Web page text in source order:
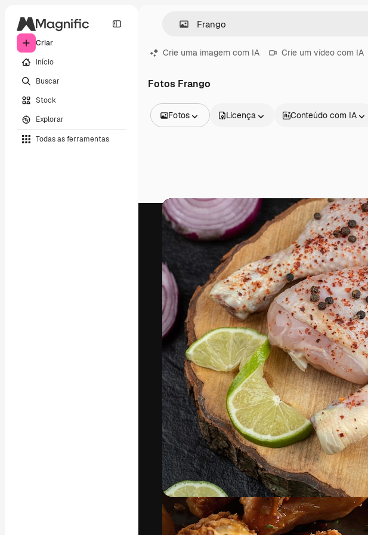
Criar
Início
Buscar
Stock
Explorar
Todas as ferramentas
Crie uma imagem com IA Crie um vídeo com IA
Fotos Frango
Fotos
Vídeos
Clipes de vídeo
Animações
Modelos de vídeos
Fontes
Licença Conteúdo com IA
A plataforma criativa para você direcionar
seu melhor trabalho. Mais de 1 milhão de
assinantes entre criativos, empresas,
agências e estúdios.
Português
Copyright © 2010-2026Freepik Company S.L.U.